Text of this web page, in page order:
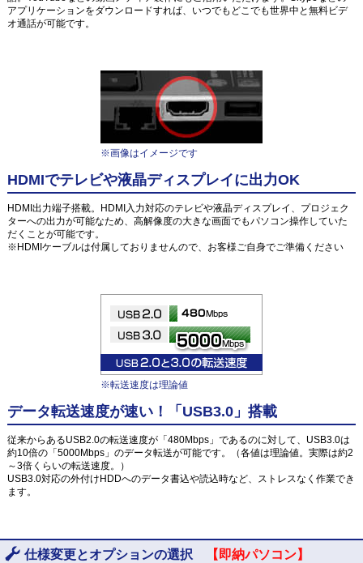
アプリケーションをダウンロードすれば、いつでもどこでも世界中と無料ビデ
オ通話が可能です。
※画像はイメージです
HDMIでテレビや液晶ディスプレイに出力OK
HDMI出力端子搭載。HDMI入力対応のテレビや液晶ディスプレイ、プロジェク
ターへの出力が可能なため、高解像度の大きな画面でもパソコン操作していた
だくことが可能です。
※HDMIケーブルは付属しておりませんので、お客様ご自身でご準備ください
※転送速度は理論値
データ転送速度が速い！「USB3.0」搭載
従来からあるUSB2.0の転送速度が「480Mbps」であるのに対して、USB3.0は
約10倍の「5000Mbps」のデータ転送が可能です。（各値は理論値。実際は約2
～3倍くらいの転送速度。）
USB3.0対応の外付けHDDへのデータ書込や読込時など、ストレスなく作業でき
ます。
仕様変更とオプションの選択 【即納パソコン】